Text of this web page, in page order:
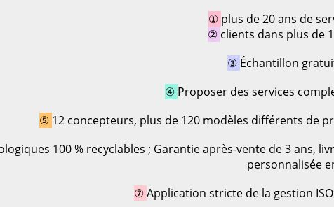
① plus de 20 ans de
② clients dans plus de
③ Échantillon
④ Proposer des services
⑤ 12 concepteurs, plus de 120 modèles différents de
100 % recyclables ; Garantie après-vente de 3 ans,
personnalisée
⑦ Application stricte de la gestion